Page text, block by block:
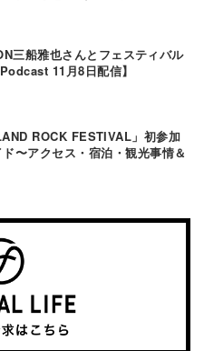
三船雅也さんとフェスティバル
11月8日配信】
ROCK FESTIVAL」初参加
〜アクセス・宿泊・観光事情＆